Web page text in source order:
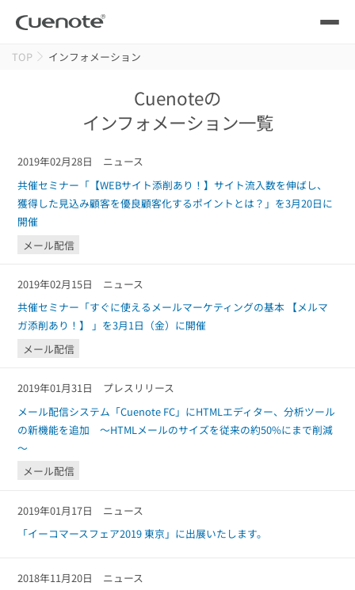
製品
kintone（キントーン）メール配信
SMS配信サービス
Webプッシュ通知サービス
会員獲得／ニーズ把握
コストを抑える
遅延なく確実・高速に送る
組織的に管理
効果改善・顧客育成
システム連携・効率化
デジタルマーケティング
導入事例
サポート
セミナー
ブログ・各種資料
ブログ・各種資料トップ
資料ダウンロード
メール配信用語集
無料トライアル
東京03-6820-0515 大阪 06-6131-9960
TOP インフォメーション
Cuenoteの
インフォメーション一覧
2019年02月28日
ニュース
共催セミナー「【WEBサイト添削あり！】サイト流入数を伸ばし、
獲得した見込み顧客を優良顧客化するポイントとは？」を3月20日に
開催
メール配信
2019年02月15日
ニュース
共催セミナー「すぐに使えるメールマーケティングの基本 【メルマ
ガ添削あり！】 」を3月1日（金）に開催
メール配信
2019年01月31日
プレスリリース
メール配信システム「Cuenote FC」にHTMLエディター、分析ツール
の新機能を追加 ～HTMLメールのサイズを従来の約50%にまで削減
～
メール配信
2019年01月17日
ニュース
「イーコマースフェア2019 東京」に出展いたします。
2018年11月20日
ニュース